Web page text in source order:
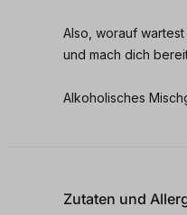
Also, worauf
und mach dich
Alkoholisches
Zutaten und